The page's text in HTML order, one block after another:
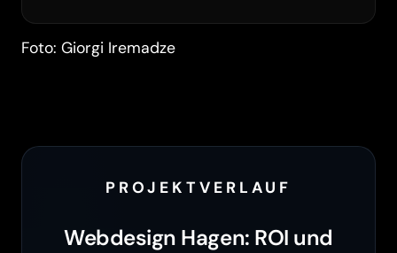
Foto: Giorgi Iremadze
PROJEKTVERLAUF
Webdesign Hagen: ROI und